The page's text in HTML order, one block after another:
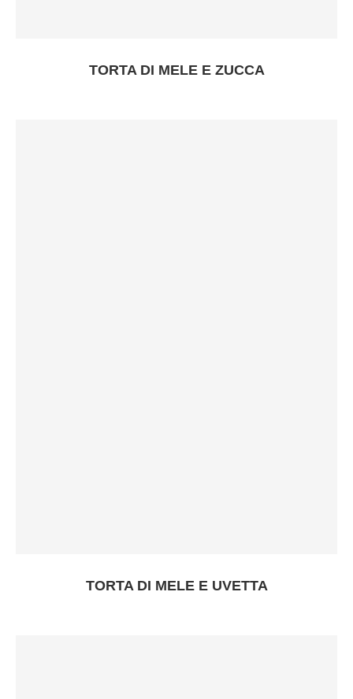
TORTA DI MELE E ZUCCA
TORTA DI MELE E UVETTA